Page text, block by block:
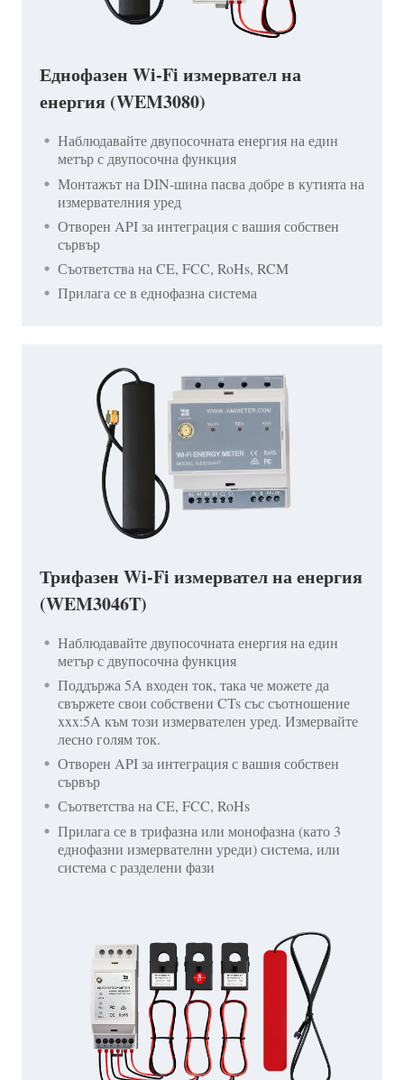
Еднофазен Wi-Fi измервател на
енергия (WEM3080)
Наблюдавайте двупосочната енергия на един
метър с двупосочна функция
Монтажът на DIN-шина пасва добре в кутията на
измервателния уред
Отворен API за интеграция с вашия собствен
сървър
Съответства на CE, FCC, RoHs, RCM
Прилага се в еднофазна система
Трифазен Wi-Fi измервател на енергия
(WEM3046T)
Наблюдавайте двупосочната енергия на един
метър с двупосочна функция
Поддържа 5A входен ток, така че можете да
свържете свои собствени CTs със съотношение
xxx:5A към този измервателен уред. Измервайте
лесно голям ток.
Отворен API за интеграция с вашия собствен
сървър
Съответства на CE, FCC, RoHs
Прилага се в трифазна или монофазна (като 3
еднофазни измервателни уреди) система, или
система с разделени фази